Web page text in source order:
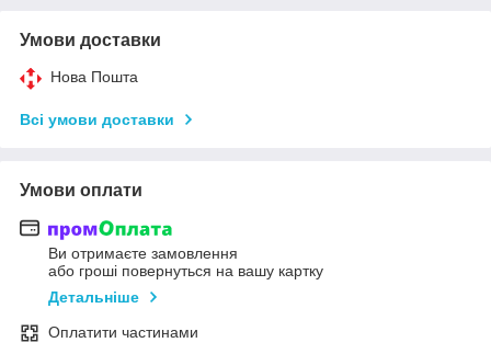
Умови доставки
Нова Пошта
Всі умови доставки
Умови оплати
Ви отримаєте замовлення
або гроші повернуться на вашу картку
Детальніше
Оплатити частинами